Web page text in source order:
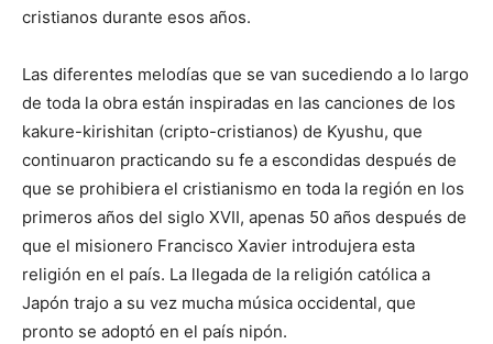
cristianos durante esos años.
Las diferentes melodías que se van sucediendo a lo largo
de toda la obra están inspiradas en las canciones de los
kakure-kirishitan (cripto-cristianos) de Kyushu, que
continuaron practicando su fe a escondidas después de
que se prohibiera el cristianismo en toda la región en los
primeros años del siglo XVII, apenas 50 años después de
que el misionero Francisco Xavier introdujera esta
religión en el país. La llegada de la religión católica a
Japón trajo a su vez mucha música occidental, que
pronto se adoptó en el país nipón.